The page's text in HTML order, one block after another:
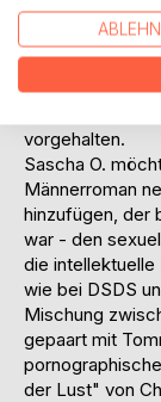
Erlebnisse der
ebenso jene
Zeitgeist
genauso ans
vorgehalten.
Sascha O.
Männerroman
hinzufügen, der
war - den
die
wie bei DSDS
Mischung
gepaart mit
der Lust" von